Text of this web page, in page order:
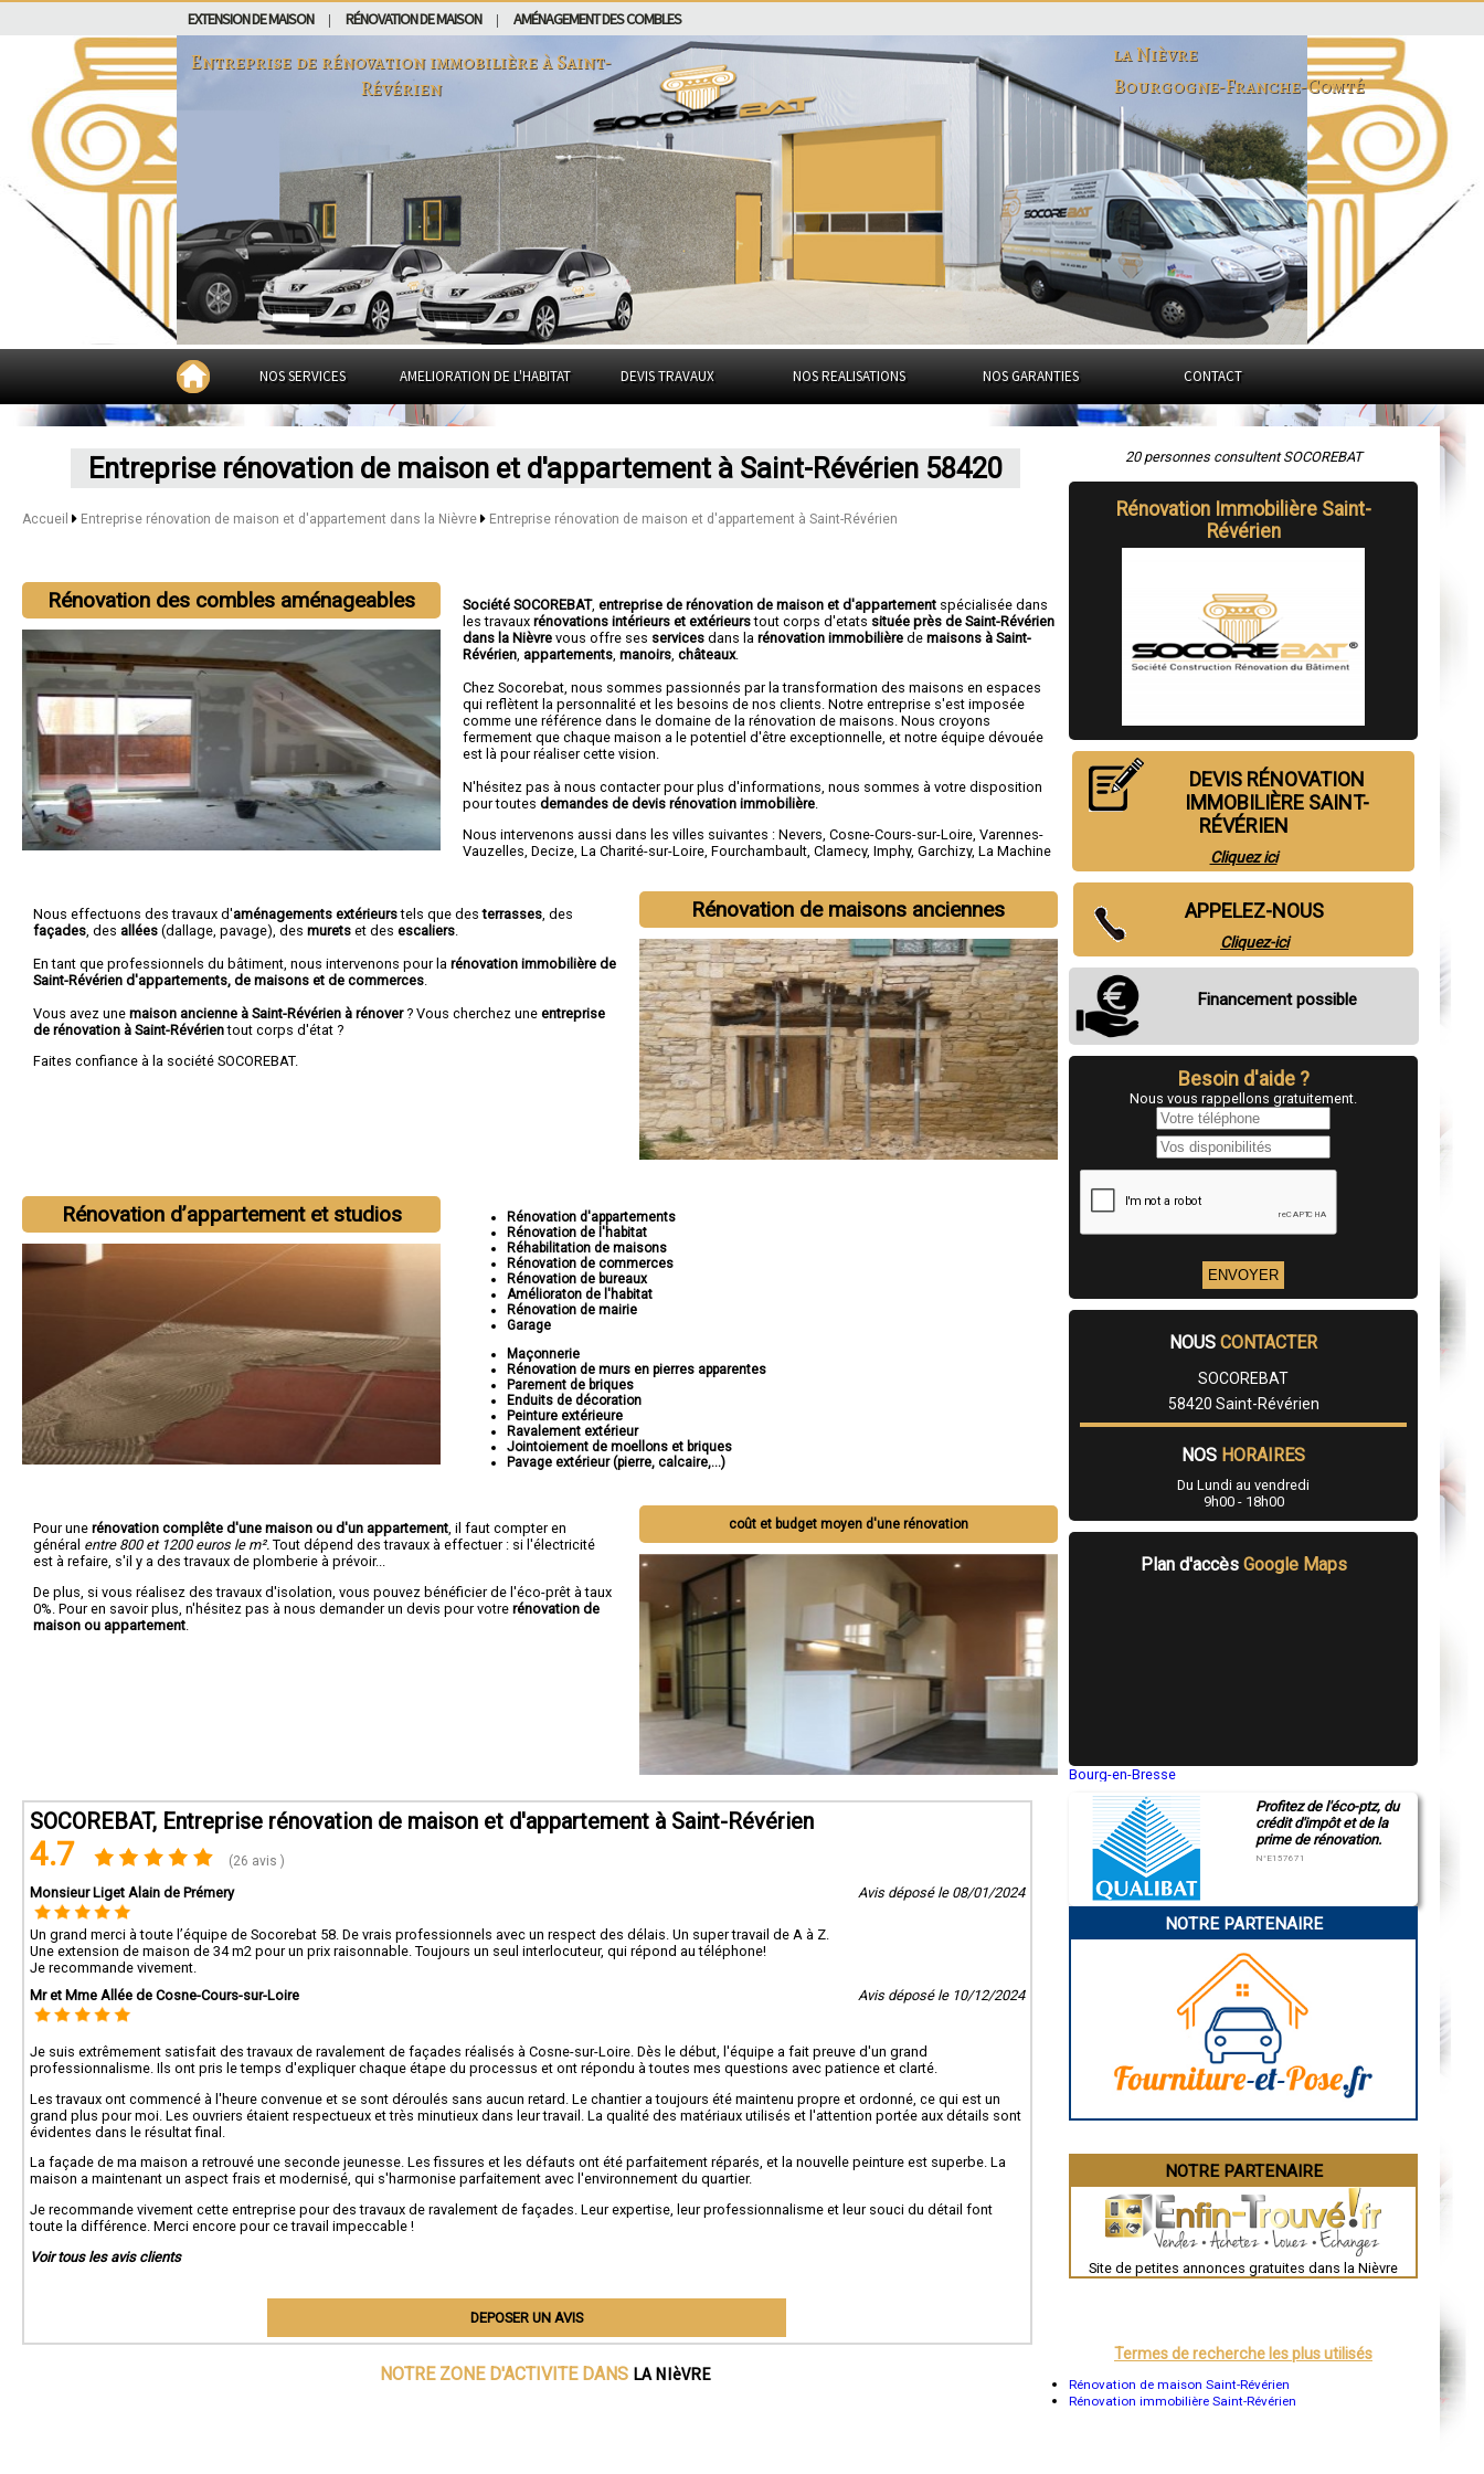
EXTENSION DE MAISON RÉNOVATION DE MAISON AMÉNAGEMENT DES COMBLES
Entreprise de rénovation immobilière àSaint-
Révérien
la Nièvre
Bourgogne-Franche-Comté
NOS SERVICES AMELIORATION DE L'HABITAT DEVIS TRAVAUX NOS REALISATIONS NOS GARANTIES CONTACT
Entreprise rénovation de maison et d'appartement à Saint-Révérien 58420
Accueil Entreprise rénovation de maison et d'appartement dans la Nièvre Entreprise rénovation de maison et d'appartement à Saint-Révérien
Rénovation des combles aménageables Société SOCOREBAT,entreprise de rénovation de maison et d'appartement spécialisée dans
les travauxrénovations intérieurs et extérieurstout corps d'etats située près de Saint-Révérien
dans la Nièvrevous offre ses services dans larénovation immobilière demaisons à Saint-
Révérien appartements ,manoirs ,châteaux.
Chez Socorebat, nous sommes passionnés par la transformation des maisons en espaces
qui reflètent la personnalité et les besoins de nos clients. Notre entreprise s'est imposée
comme une référence dans le domaine de la rénovation de maisons. Nous croyons
fermement que chaque maison a le potentiel d'être exceptionnelle, et notre équipe dévouée
est là pour réaliser cette vision.
N'hésitez pas à nous contacter pour plus d'informations, nous sommes à votre disposition
pour toutesdemandes de devis rénovation immobilière
Nous intervenons aussi dans les villes suivantes :Nevers ,Cosne-Cours-sur-Loire ,Varennes-
Vauzelles ,Decize ,La Charité-sur-Loire ,Fourchambault ,Clamecy,Imphy,Garchizy,La Machine
Rénovation de maisons anciennes
Nous effectuons des travaux d'aménagements extérieurstels que desterrasses , des
façades , des allées (dallage, pavage), des murets et des escaliers
En tant que professionnels du bâtiment, nous intervenons pour la rénovation immobilière de
Saint-Révérien d'appartements, de maisons et de commerces
Vous avez une maison ancienne à Saint-Révérien à rénover? Vous cherchez une entreprise
de rénovation à Saint-Révérientout corps d'état ?
Faites confiance à la société SOCOREBAT.
Rénovation d’appartement et studios
Rénovation d'appartements
Rénovation de l'habitat
Réhabilitation de maisons
Rénovation de commerces
Rénovation de bureaux
Amélioraton de l'habitat
Rénovation de mairie
Garage
Maçonnerie
Rénovation de murs en pierres apparentes
Parement de briques
Enduits de décoration
Peinture extérieure
Ravalement extérieur
Jointoiement de moellons et briques
Pavage extérieur (pierre, calcaire,...)
Si vous cherchez à rénover votre maison pour la rendre plus belle, fonctionnelle et adaptée à vos
besoins, Socorebat est là pour vous. Contactez-nous dès aujourd'hui pour discuter de votre
projet et laissez-nous vous montrer comment nous pouvons réaliser votre vision de rénovation.
coût et budget moyen d'une rénovation
Pour une rénovation complête d'une maison ou d'un appartement , il faut compter en
général entre 800 et 1200 euros le m². Tout dépend des travaux à effectuer : si l'électricité
est à refaire, s'il y a des travaux de plomberie à prévoir...
De plus, si vous réalisez des travaux d'isolation, vous pouvez bénéficier de l'éco-prêt à taux
0%. Pour en savoir plus, n'hésitez pas à nous demander un devis pour votre rénovation de
maison ou appartement
SOCOREBAT, Entreprise rénovation de maison et d'appartement à Saint-Révérien
4.7 (26 avis )
Monsieur Liget Alain de Prémery Avis déposé le 08/01/2024
Un grand merci à toute l’équipe de Socorebat 58. De vrais professionnels avec un respect des délais. Un super travail de A à Z.
Une extension de maison de 34 m2 pour un prix raisonnable. Toujours un seul interlocuteur, qui répond au téléphone!
Je recommande vivement.
Mr et Mme Allée de Cosne-Cours-sur-Loire
Avis déposé le 10/12/2024
Je suis extrêmement satisfait des travaux de ravalement de façades réalisés à Cosne-sur-Loire. Dès le début, l'équipe a fait preuve d'un grand
professionnalisme. Ils ont pris le temps d'expliquer chaque étape du processus et ont répondu à toutes mes questions avec patience et clarté.
Les travaux ont commencé à l'heure convenue et se sont déroulés sans aucun retard. Le chantier a toujours été maintenu propre et ordonné, ce qui est un
grand plus pour moi. Les ouvriers étaient respectueux et très minutieux dans leur travail. La qualité des matériaux utilisés et l'attention portée aux détails sont
évidentes dans le résultat final.
La façade de ma maison a retrouvé une seconde jeunesse. Les fissures et les défauts ont été parfaitement réparés, et la nouvelle peinture est superbe. La
maison a maintenant un aspect frais et modernisé, qui s'harmonise parfaitement avec l'environnement du quartier.
Je recommande vivement cette entreprise pour des travaux de ravalement de façades. Leur expertise, leur professionnalisme et leur souci du détail font
toute la différence. Merci encore pour ce travail impeccable !
Voir tous les avis clients
DEPOSER UN AVIS
NOTRE ZONE D'ACTIVITE DANS LA NIèVRE
20 personnes consultent SOCOREBAT
Rénovation Immobilière Saint-
Révérien
DEVIS RÉNOVATION
IMMOBILIÈRE SAINT-
RÉVÉRIEN
Cliquez ici
APPELEZ-NOUS
Cliquez-ici
Financement possible
Besoin d'aide ?
Nous vous rappellons gratuitement.
NOUS CONTACTER
SOCOREBAT
58420 Saint-Révérien
NOS HORAIRES
Du Lundi au vendredi
9h00 - 18h00
Plan d'accès Google Maps
Bourg-en-Bresse
Montluçon
Manosque
Gap
Charleville-Mézières
Pamiers
Narbonne
Brive-la-Gaillarde
Guéret
Besançon
Évreux
Chartres
Nîmes
Auch
Dole
Mont-de-Marsan
Profitez de l'éco-ptz, du
crédit d'impôt et de la
prime de rénovation.
N°E157671
NOTRE PARTENAIRE
NOTRE PARTENAIRE
Site de petites annonces gratuites dans la Nièvre
Termes de recherche les plus utilisés
Rénovation de maison Saint-Révérien
Rénovation immobilière Saint-Révérien